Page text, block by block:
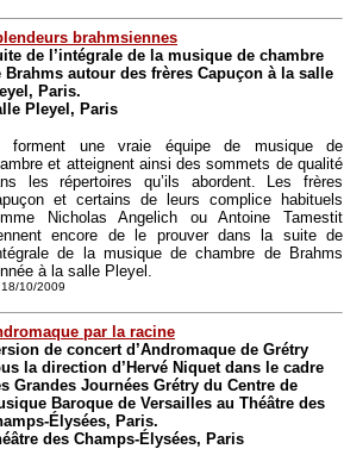
brahmsiennes
de l’intégrale de la musique de chambre
Brahms autour des frères Capuçon à la salle
Paris.
Pleyel, Paris
forment une vraie équipe de musique de
et atteignent ainsi des sommets de qualité
les répertoires qu’ils abordent. Les frères
et certains de leurs complice habituels
Nicholas Angelich ou Antoine Tamestit
encore de le prouver dans la suite de
de la musique de chambre de Brahms
à la salle Pleyel.
10/2009
par la racine
de concert d’Andromaque de Grétry
la direction d’Hervé Niquet dans le cadre
Grandes Journées Grétry du Centre de
Baroque de Versailles au Théâtre des
Élysées, Paris.
des Champs-Élysées, Paris